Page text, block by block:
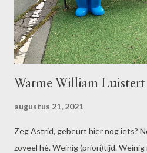
Warme William Luistert
augustus 21, 2021
Zeg Astrid, gebeurt hier nog iets?
zoveel hè. Weinig (priori)tijd.